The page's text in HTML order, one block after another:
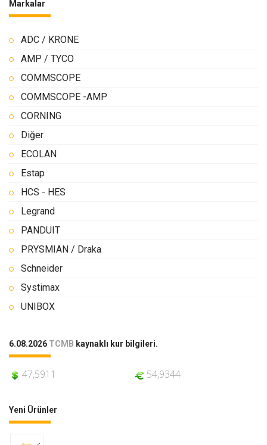
Markalar
ADC / KRONE
AMP / TYCO
COMMSCOPE
COMMSCOPE -AMP
CORNING
Diğer
ECOLAN
Estap
HCS - HES
Legrand
PANDUIT
PRYSMIAN / Draka
Schneider
Systimax
UNIBOX
6.08.2026 TCMB kaynaklı kur bilgileri.
47,5911 54,9344
Yeni Ürünler